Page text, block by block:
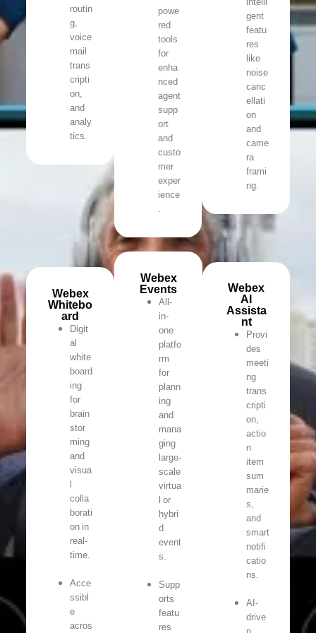
routin
g,
voice
mail
trans
cripti
on,
and
analy
tics.
powe
red
tools
for
enha
nced
agent
supp
ort
and
custo
mer
exper
ience
.
gent
featu
res
like
noise
canc
ellati
on
and
came
ra
frami
ng.
Webex
Whitebo
ard
Digit
al
white
board
ing
for
brain
stor
ming
and
visua
l
colla
borati
on in
real-
time.
Acce
ssibl
e
acros
Webex
Events
All-
in-
one
platfo
rm
for
plann
ing
and
mana
ging
large-
scale
virtua
l or
hybri
d
event
s.
Supp
orts
featu
res
Webex
AI
Assista
nt
Provi
des
meeti
ng
trans
cripti
on,
actio
n
item
sum
marie
s,
and
smart
notifi
catio
ns.
AI-
drive